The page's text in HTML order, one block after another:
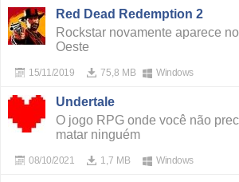
Red Dead Redemption 2
Rockstar novamente aparece
Oeste
75,8 MB
15/11/2019 Windows
Undertale
O jogo RPG onde você não
matar ninguém
1,7 MB
08/10/2021 Windows